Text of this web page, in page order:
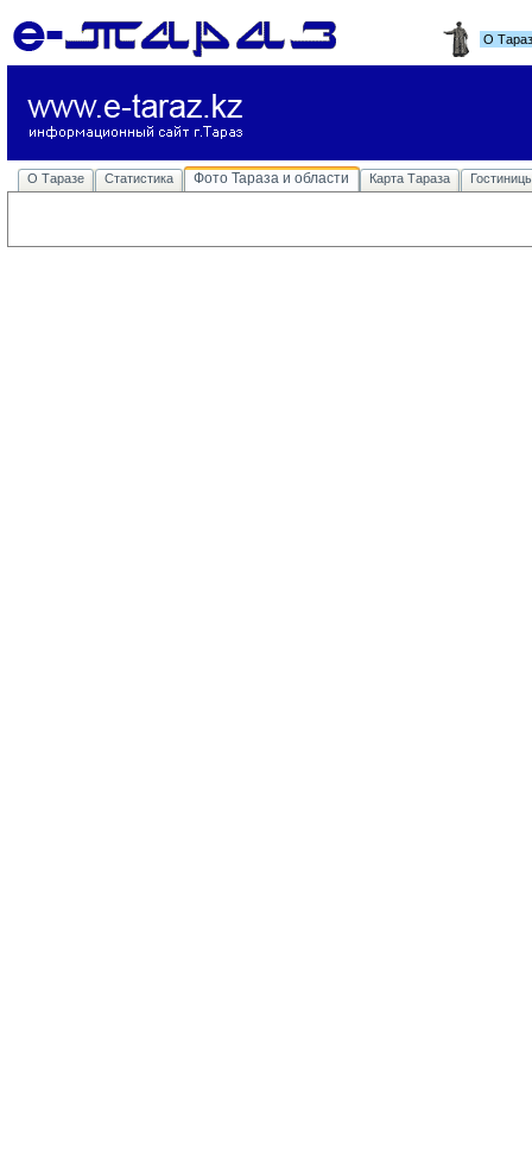
О
О Таразе Статистика Фото Тараза и области Карта Тараза